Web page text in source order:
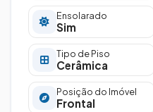
Ensolarado
Sim
Tipo de Piso
Cerâmica
Posição do Imóvel
Frontal